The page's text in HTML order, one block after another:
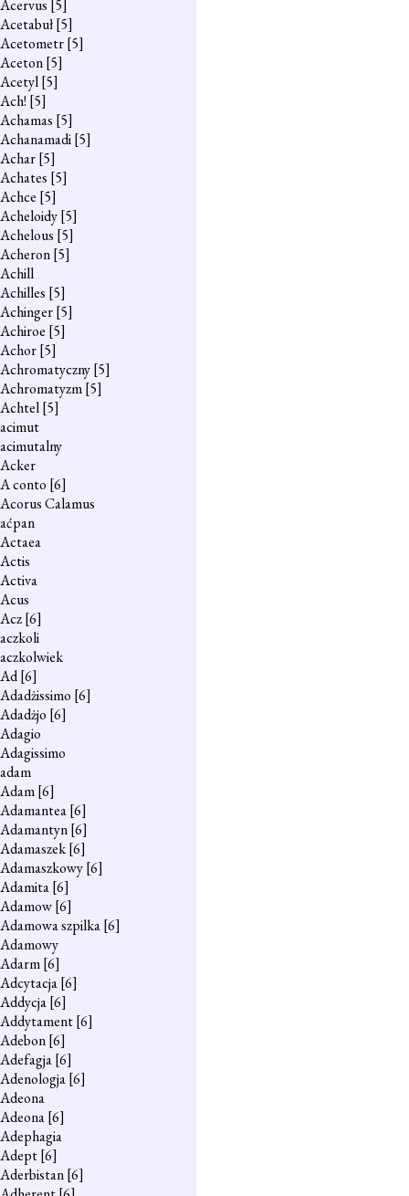
Acervus [5]
Acetabuł[5]
Acetometr[5]
Aceton[5]
Acetyl[5]
Ach! [5]
Achamas [5]
Achanamadi[5]
Achar[5]
Achates [5]
Achce [5]
Acheloidy[5]
Achelous [5]
Acheron[5]
Achill
Achilles [5]
Achinger[5]
Achiroe [5]
Achor[5]
Achromatyczny[5]
Achromatyzm[5]
Achtel[5]
acimut
acimutalny
Acker
A conto [6]
Acorus Calamus
aćpan
Actaea
Actis
Activa
Acus
Acz[6]
aczkoli
aczkolwiek
Ad[6]
Adadżissimo [6]
Adadżjo [6]
Adagio
Adagissimo
adam
Adam[6]
Adamantea[6]
Adamantyn[6]
Adamaszek[6]
Adamaszkowy[6]
Adamita[6]
Adamow[6]
Adamowa szpilka[6]
Adamowy
Adarm[6]
Adcytacja[6]
Addycja[6]
Addytament[6]
Adebon[6]
Adefagja[6]
Adenologja[6]
Adeona
Adeona[6]
Adephagia
Adept[6]
Aderbistan[6]